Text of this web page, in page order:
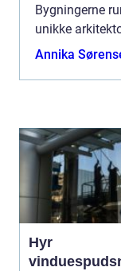
Bygningerne
unikke
hensyn til.
Annika
Hyr